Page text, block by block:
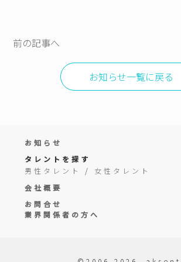
前の記事へ
お知らせ一覧に戻る
お知らせ
タレントを探す
男性タレント
/ 女性タレント
会社概要
お問合せ
業界関係者の方へ